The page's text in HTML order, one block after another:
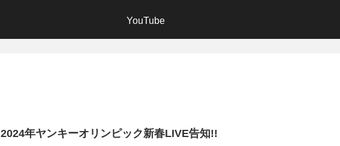
YouTube
2024年ヤンキーオリンピック新春LIVE告知!!